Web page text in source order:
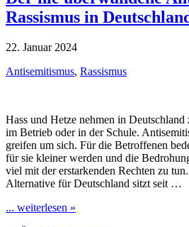
Rassismus in
22. Januar 2024
Antisemitismus, Rassismus
Hass und Hetze nehmen in
im Betrieb oder in der Schule.
greifen um sich. Für die Betroffenen
für sie kleiner werden und die
viel mit der erstarkenden Rechten zu
Alternative für Deutschland sitzt seit …
... weiterlesen »